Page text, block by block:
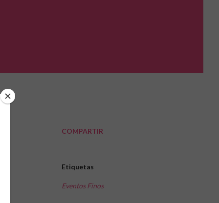
COMPARTIR
Etiquetas
Eventos Finos